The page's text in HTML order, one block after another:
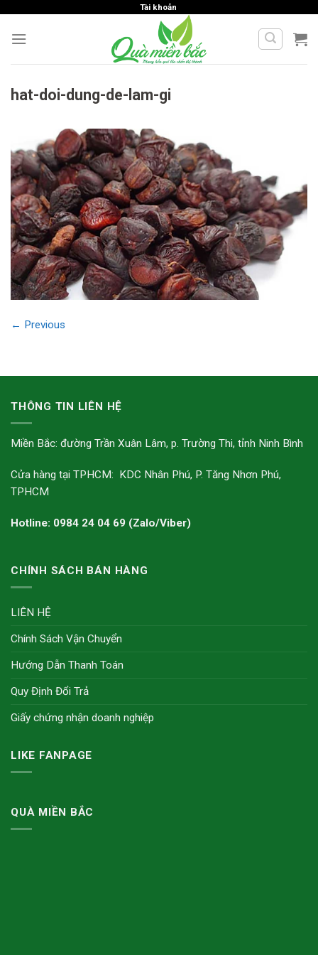
content
Tài khoản
hat-doi-dung-de-lam-gi
← Previous
THÔNG TIN LIÊN HỆ
Miền Bắc: đường Trần Xuân Lâm, p. Trường Thi, tỉnh Ninh Bình
Cửa hàng tại TPHCM: KDC Nhân Phú, P. Tăng Nhơn Phú,
TPHCM
Hotline: 0984 24 04 69 (Zalo/Viber)
CHÍNH SÁCH BÁN HÀNG
LIÊN HỆ
Chính Sách Vận Chuyển
Hướng Dẫn Thanh Toán
Quy Định Đổi Trả
Giấy chứng nhận doanh nghiệp
LIKE FANPAGE
QUÀ MIỀN BẮC